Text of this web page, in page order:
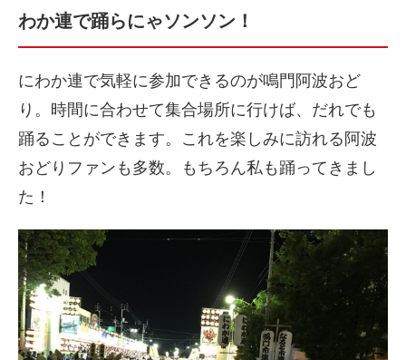
わか連で踊らにゃソンソン！
にわか連で気軽に参加できるのが鳴門阿波おど
り。時間に合わせて集合場所に行けば、だれでも
踊ることができます。これを楽しみに訪れる阿波
おどりファンも多数。もちろん私も踊ってきまし
た！